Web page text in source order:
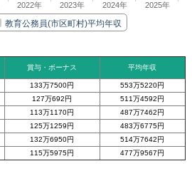
教育公務員(市区町村)平均年収
2022年 2023年 2024年 2025年
賞与・ボーナス 平均年収
133万7500円
553万5220円
127万692円
511万4592円
113万1170円
487万7462円
125万1259円
483万6775円
132万6950円
514万7642円
115万5975円 477万9567円